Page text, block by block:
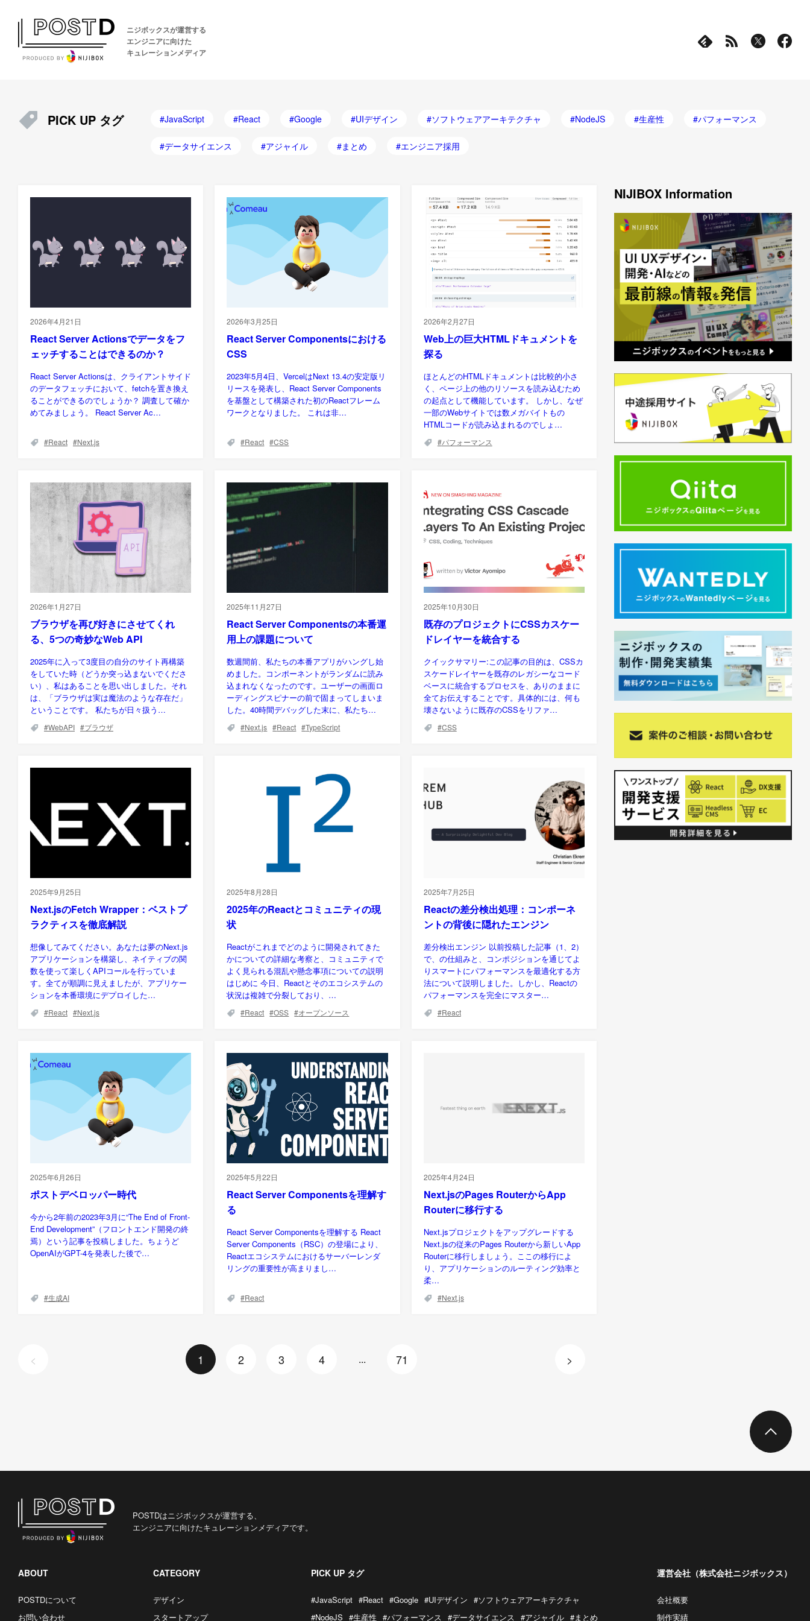
ニジボックスが運営する
エンジニアに向けた
キュレーションメディア
PICK UP タグ JavaScript React Google UIデザイン ソフトウェアアーキテクチャ NodeJS 生産性 パフォーマンス
データサイエンス アジャイル まとめ エンジニア採用
2026年4月21日
React Server Actionsでデータをフ
ェッチすることはできるのか？
React Server Actionsは、クライアントサイド
のデータフェッチにおいて、fetchを置き換え
ることができるのでしょうか？ 調査して確か
めてみましょう。 React Server Ac…
React Next.js
2026年3月25日
React Server Componentsにおける
CSS
2023年5月4日、VercelはNext 13.4の安定版リ
リースを発表し、React Server Components
を基盤として構築された初のReactフレーム
ワークとなりました。 これは非…
React CSS
2026年2月27日
Web上の巨大HTMLドキュメントを
探る
ほとんどのHTMLドキュメントは比較的小さ
く、ページ上の他のリソースを読み込むため
の起点として機能しています。 しかし、なぜ
一部のWebサイトでは数メガバイトもの
HTMLコードが読み込まれるのでしょ…
パフォーマンス
2026年1月27日
ブラウザを再び好きにさせてくれ
る、5つの奇妙なWeb API
2025年に入って3度目の自分のサイト再構築
をしていた時（どうか突っ込まないでくださ
い）、私はあることを思い出しました。それ
は、「ブラウザは実は魔法のような存在だ」
ということです。 私たちが日々扱う…
WebAPI ブラウザ
2025年11月27日
React Server Componentsの本番運
用上の課題について
数週間前、私たちの本番アプリがハングし始
めました。コンポーネントがランダムに読み
込まれなくなったのです。ユーザーの画面ロ
ーディングスピナーの前で固まってしまいま
した。40時間デバッグした末に、私たち…
Next.js React TypeScript
2025年10月30日
既存のプロジェクトにCSSカスケー
ドレイヤーを統合する
クイックサマリー:この記事の目的は、CSSカ
スケードレイヤーを既存のレガシーなコード
ベースに統合するプロセスを、ありのままに
全てお伝えすることです。具体的には、何も
壊さないように既存のCSSをリファ…
CSS
2025年9月25日
Next.jsのFetch Wrapper：ベストプ
ラクティスを徹底解説
想像してみてください。あなたは夢のNext.js
アプリケーションを構築し、ネイティブの関
数を使って楽しくAPIコールを行っていま
す。全てが順調に見えましたが、アプリケー
ションを本番環境にデプロイした…
React Next.js
2025年8月28日
2025年のReactとコミュニティの現
状
Reactがこれまでどのように開発されてきた
かについての詳細な考察と、コミュニティで
よく見られる混乱や懸念事項についての説明
はじめに 今日、Reactとそのエコシステムの
状況は複雑で分裂しており、…
React OSS オープンソース
2025年7月25日
Reactの差分検出処理：コンポーネ
ントの背後に隠れたエンジン
差分検出エンジン 以前投稿した記事（1、2）
で、の仕組みと、コンポジションを通じてよ
りスマートにパフォーマンスを最適化する方
法について説明しました。しかし、Reactの
パフォーマンスを完全にマスター…
React
2025年6月26日
ポストデベロッパー時代
今から2年前の2023年3月に“The End of Front-
End Development”（フロントエンド開発の終
焉）という記事を投稿しました。ちょうど
OpenAIがGPT-4を発表した後で…
生成AI
2025年5月22日
React Server Componentsを理解す
る
React Server Componentsを理解する React
Server Components（RSC）の登場により、
Reactエコシステムにおけるサーバーレンダ
リングの重要性が高まりまし…
React
2025年4月24日
Next.jsのPages RouterからApp
Routerに移行する
Next.jsプロジェクトをアップグレードする
Next.jsの従来のPages Routerから新しいApp
Routerに移行しましょう。ここの移行によ
り、アプリケーションのルーティング効率と
柔…
Next.js
< 1 2 3 4 ... 71 >
NIJIBOX Information
POSTDはニジボックスが運営する、
エンジニアに向けたキュレーションメディアです。
ABOUT
POSTDについて
お問い合わせ
CATEGORY
デザイン
スタートアップ
PICK UP タグ
#JavaScript #React #Google #UIデザイン #ソフトウェアアーキテクチャ
#NodeJS #生産性 #パフォーマンス #データサイエンス #アジャイル #まとめ
運営会社（株式会社ニジボックス）
会社概要
制作実績